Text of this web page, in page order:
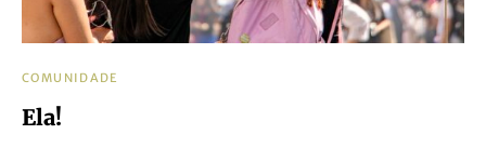
COMUNIDADE
Ela!